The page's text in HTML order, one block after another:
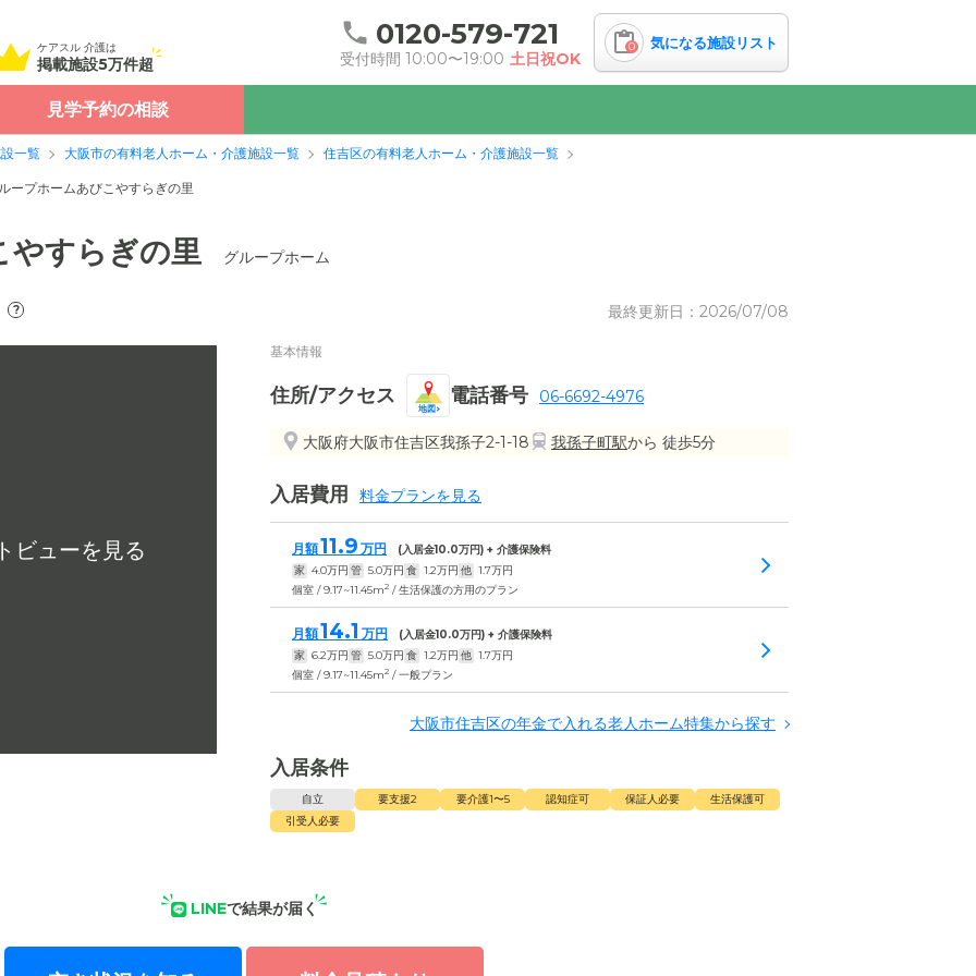
ケアスル 介護は
掲載施設5万件超
0120-579-721
受付時間 10:00〜19:00 土日祝OK
0 気になる施設リスト
見学予約の相談
一覧 大阪市の有料老人ホーム・介護施設一覧 住吉区の有料老人ホーム・介護施設一覧
ープホームあびこやすらぎの里
やすらぎの里 グループホーム
? 最終更新日：2026/07/08
基本情報
住所/アクセス
地図
電話番号 06-6692-4976
大阪府大阪市住吉区我孫子2-1-18 我孫子町駅から 徒歩5分
入居費用 料金プランを見る
月額11.9 万円 (入居金10.0万円) + 介護保険料
家 4.0万円 管 5.0万円 食 1.2万円 他 1.7万円
個室 / 9.17~11.45m2 / 生活保護の方用のプラン
月額14.1 万円 (入居金10.0万円) + 介護保険料
家 6.2万円 管 5.0万円 食 1.2万円 他 1.7万円
個室 / 9.17~11.45m2 / 一般プラン
大阪市住吉区の年金で入れる老人ホーム特集から探す
入居条件
自立 要支援2 要介護1〜5 認知症可 保証人必要
生活保護可
引受人必要
LINEで結果が届く